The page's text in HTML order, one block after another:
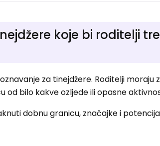
koje bi roditelji
za tinejdžere. Roditelji moraju
od bilo kakve ozljede ili opasne
dobnu granicu, značajke i